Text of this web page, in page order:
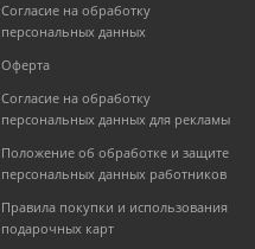
Согласие на обработку
персональных данных
Оферта
Согласие на обработку
персональных данных для рекламы
Положение об обработке и защите
персональных данных работников
Правила покупки и использования
подарочных карт